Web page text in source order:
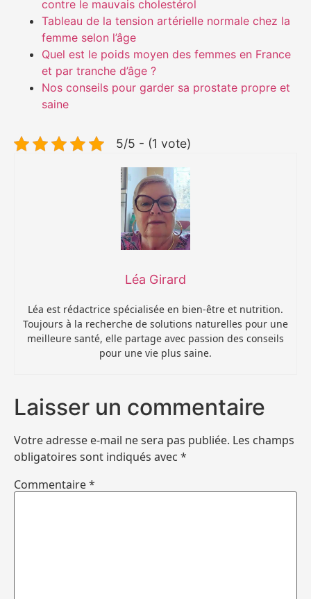
contre le mauvais cholestérol
Tableau de la tension artérielle normale chez la
femme selon l’âge
Quel est le poids moyen des femmes en France
et par tranche d’âge ?
Nos conseils pour garder sa prostate propre et
saine
5/5 - (1 vote)
Léa Girard
Léa est rédactrice spécialisée en bien-être et nutrition.
Toujours à la recherche de solutions naturelles pour une
meilleure santé, elle partage avec passion des conseils
pour une vie plus saine.
Laisser un commentaire
Votre adresse e-mail ne sera pas publiée. Les champs
obligatoires sont indiqués avec *
Commentaire*